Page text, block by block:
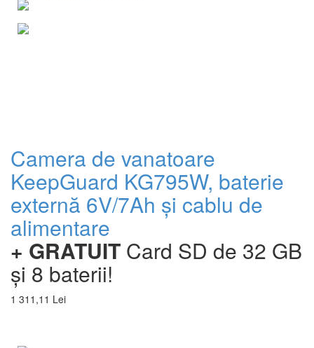
Camera de vanatoare
KeepGuard KG795W, baterie
externă 6V/7Ah și cablu de
alimentare
+ GRATUIT Card SD de 32 GB
și 8 baterii!
1 311,11 Lei